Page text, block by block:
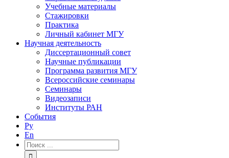
Учебные материалы
Стажировки
Практика
Личный кабинет МГУ
Научная деятельность
Диссертационный совет
Научные публикации
Программа развития МГУ
Всероссийские семинары
Семинары
Видеозаписи
Институты РАН
События
Ру
En
Результат
поиска: